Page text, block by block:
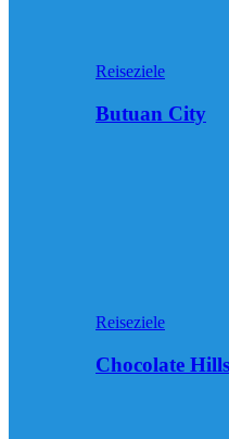
Reiseziele
Butuan City
Reiseziele
Chocolate